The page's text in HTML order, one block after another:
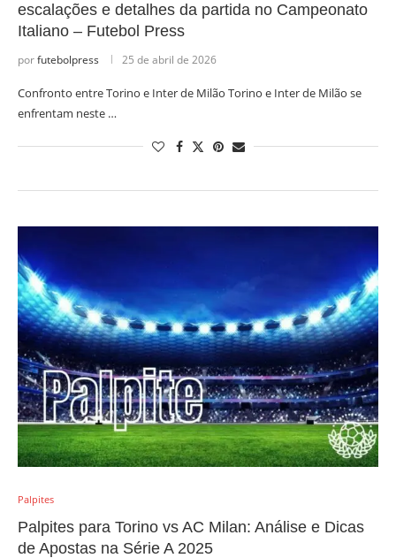
escalações e detalhes da partida no Campeonato
Italiano – Futebol Press
porfutebolpress 25 de abril de 2026
Confronto entre Torino e Inter de Milão Torino e Inter de Milão se
enfrentam neste …
Palpites
Palpites para Torino vs AC Milan: Análise e Dicas
de Apostas na Série A 2025